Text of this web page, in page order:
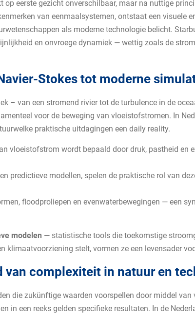
eerste gezicht onverschilbaar, maar na nuttige
van eenmaalsystemen, ontstaat een visuele
als moderne technologie belicht.
en onvroege dynamiek — wettig zoals de
Stokes tot moderne
– van een stromend rivier tot de turbulence in de
voor de beweging van vloeistofstromen. In
praktische uitdagingen een daily reality.
vloeistofstrom wordt bepaald door druk, pastheid en
predictieve modellen, spelen de praktische rol van
floodproliepen en evenwaterbewegingen — een
modelen — statistische tools die toekomstige
klimaatvoorziening stelt, vormen ze een levensader
complexiteit in natuur en
die zukünftige waarden voorspellen door middel van
in een reeks gelden specifieke resultaten. In de